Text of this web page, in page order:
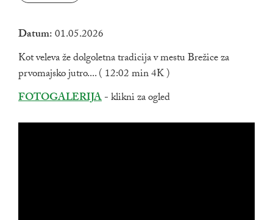
Datum:01.05.2026
Kot veleva že dolgoletna tradicija v mestu Brežice za
prvomajsko jutro.... ( 12:02 min 4K )
Zunanja povezava na
FOTOGALERIJA- klikni za ogled